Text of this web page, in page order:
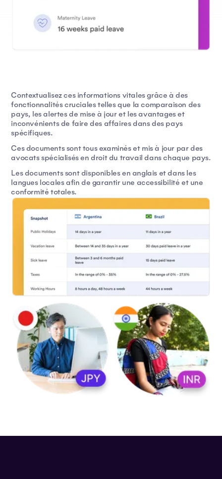
Contextualisez ces informations vitales grâce à des
fonctionnalités cruciales telles que la comparaison des
pays, les alertes de mise à jour et les avantages et
inconvénients de faire des affaires dans des pays
spécifiques.
Ces documents sont tous examinés et mis à jour par des
avocats spécialisés en droit du travail dans chaque pays.
Les documents sont disponibles en anglais et dans les
langues locales afin de garantir une accessibilité et une
conformité totales.